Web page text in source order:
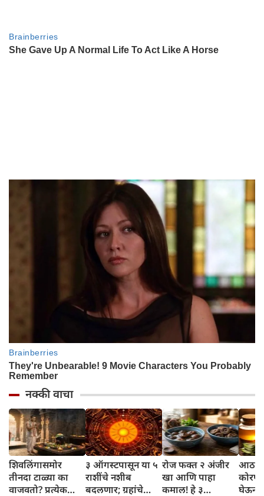
नक्की वाचा
शिवलिंगासमोर
तीनदा टाळ्या का
वाजवतो? प्रत्येक
३ ऑगस्टपासून या ५
राशींचे नशीब
बदलणार; ग्रहांचे
रोज फक्त २ अंजीर
खा आणि पाहा
कमाल! हे ३
घेऊन